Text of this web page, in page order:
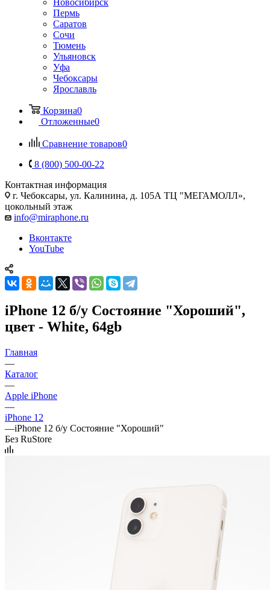
Новосибирск
Пермь
Саратов
Сочи
Тюмень
Ульяновск
Уфа
Чебоксары
Ярославль
Корзина0
Отложенные0
Сравнение товаров0
8 (800) 500-00-22
Контактная информация
г. Чебоксары, ул. Калинина, д. 105А ТЦ "МЕГАМОЛЛ»,
цокольный этаж
info@miraphone.ru
Вконтакте
YouTube
iPhone 12 б/у Состояние "Хороший",
цвет - White, 64gb
Главная
—
Каталог
—
Apple iPhone
—
iPhone 12
—iPhone 12 б/у Состояние "Хороший"
Без RuStore